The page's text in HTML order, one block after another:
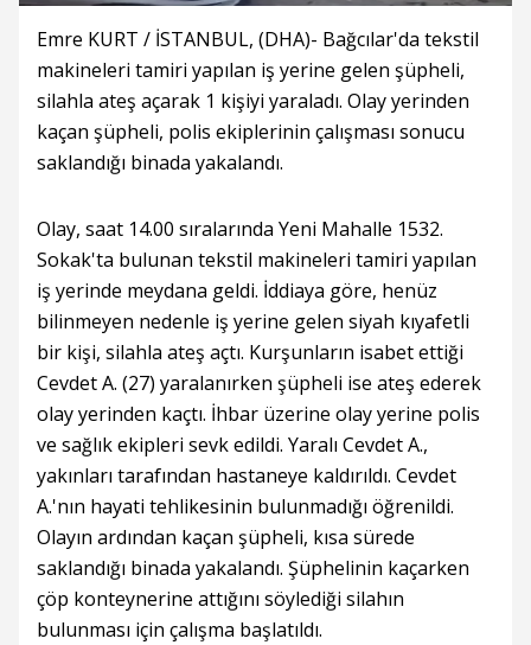
Emre KURT / İSTANBUL, (DHA)- Bağcılar'da tekstil
makineleri tamiri yapılan iş yerine gelen şüpheli,
silahla ateş açarak 1 kişiyi yaraladı. Olay yerinden
kaçan şüpheli, polis ekiplerinin çalışması sonucu
saklandığı binada yakalandı.
Olay, saat 14.00 sıralarında Yeni Mahalle 1532.
Sokak'ta bulunan tekstil makineleri tamiri yapılan
iş yerinde meydana geldi. İddiaya göre, henüz
bilinmeyen nedenle iş yerine gelen siyah kıyafetli
bir kişi, silahla ateş açtı. Kurşunların isabet ettiği
Cevdet A. (27) yaralanırken şüpheli ise ateş ederek
olay yerinden kaçtı. İhbar üzerine olay yerine polis
ve sağlık ekipleri sevk edildi. Yaralı Cevdet A.,
yakınları tarafından hastaneye kaldırıldı. Cevdet
A.'nın hayati tehlikesinin bulunmadığı öğrenildi.
Olayın ardından kaçan şüpheli, kısa sürede
saklandığı binada yakalandı. Şüphelinin kaçarken
çöp konteynerine attığını söylediği silahın
bulunması için çalışma başlatıldı.